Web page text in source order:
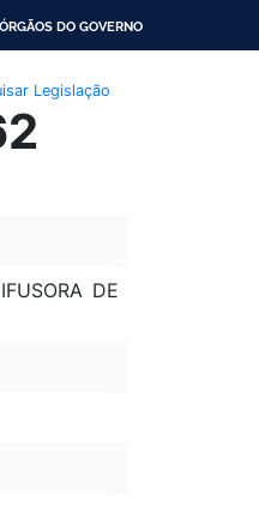
ÓRGÃOS DO GOVERNO
Legislação
DE